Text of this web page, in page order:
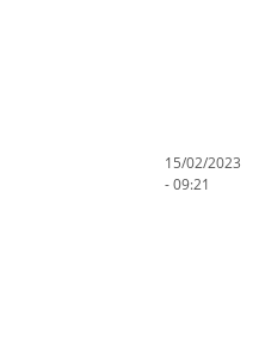
15/02/2023
- 09:21